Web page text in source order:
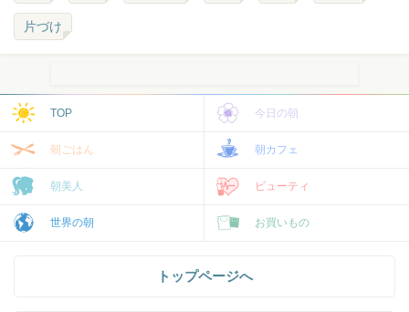
片づけ
TOP 今日の朝
朝ごはん 朝カフェ
朝美人 ビューティ
世界の朝 お買いもの
トップページへ